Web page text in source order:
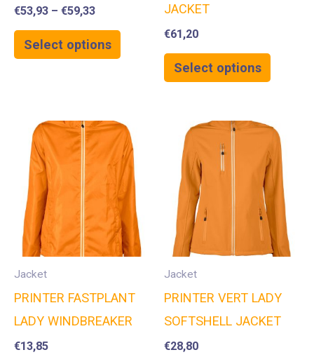
€53,93 – €59,33
Select options
JACKET
€61,20
Select options
Jacket
PRINTER FASTPLANT
LADY WINDBREAKER
€13,85
Jacket
PRINTER VERT LADY
SOFTSHELL JACKET
€28,80